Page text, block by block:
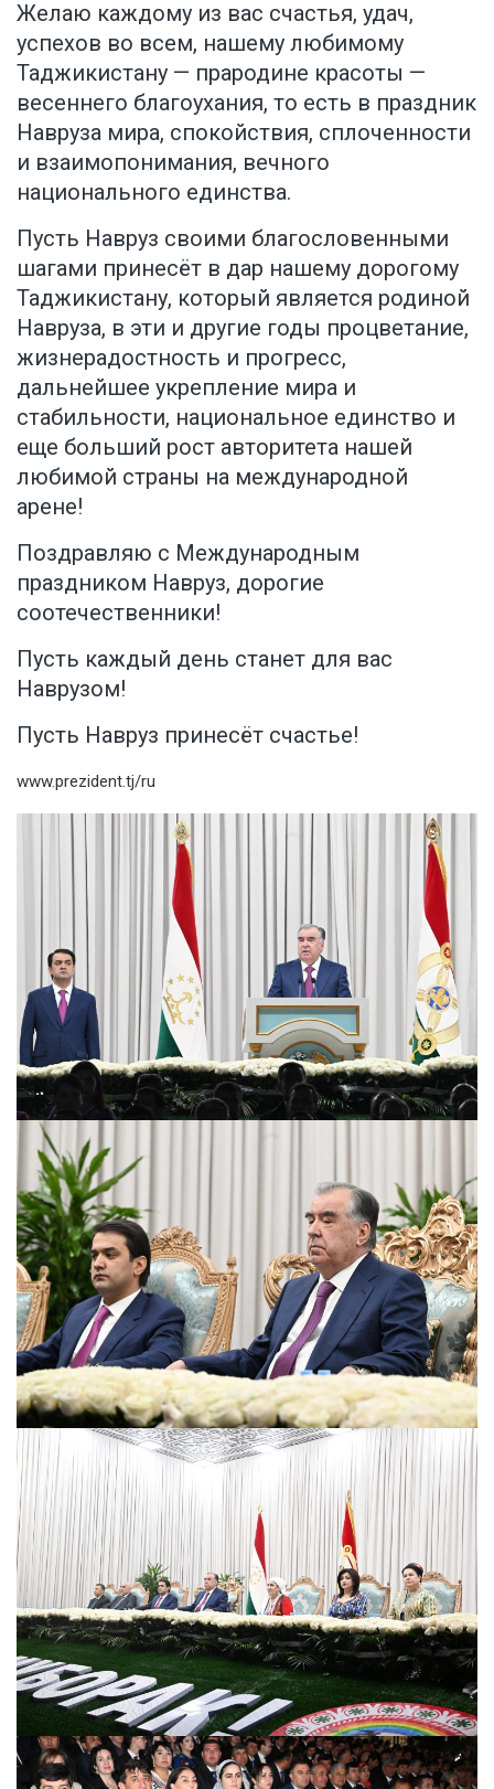
Желаю каждому из вас счастья, удач,
успехов во всем, нашему любимому
Таджикистану — прародине красоты —
весеннего благоухания, то есть в праздник
Навруза мира, спокойствия, сплоченности
и взаимопонимания, вечного
национального единства.
Пусть Навруз своими благословенными
шагами принесёт в дар нашему дорогому
Таджикистану, который является родиной
Навруза, в эти и другие годы процветание,
жизнерадостность и прогресс,
дальнейшее укрепление мира и
стабильности, национальное единство и
еще больший рост авторитета нашей
любимой страны на международной
арене!
Поздравляю с Международным
праздником Навруз, дорогие
соотечественники!
Пусть каждый день станет для вас
Наврузом!
Пусть Навруз принесёт счастье!
www.prezident.tj/ru